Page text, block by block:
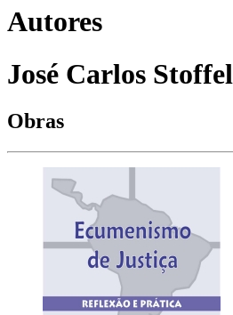
Autores
José Carlos Stoffel
Obras